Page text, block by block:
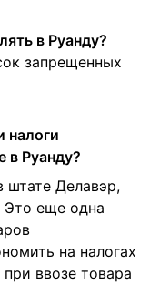
в Руанду?
запрещенных
налоги
в Руанду?
штате Делавэр,
Это еще одна
на налогах
ввозе товара